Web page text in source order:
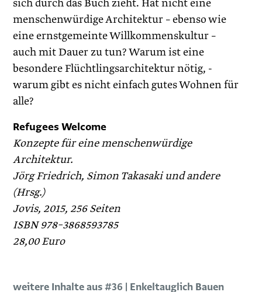
sich durch das Buch zieht. Hat nicht eine
menschenwürdige Architektur – ebenso wie
eine ernstgemeinte Willkommenskultur –
auch mit Dauer zu tun? Warum ist eine
besondere Flüchtlingsarchitektur nötig, ­
warum gibt es nicht einfach gutes Wohnen für
alle?
Refugees Welcome
Konzepte für eine menschen­würdige
Architektur.
Jörg Friedrich, Simon Takasaki und andere
(Hrsg.)
Jovis, 2015, 256 Seiten
ISBN 978–3868593785
28,00 Euro
weitere Inhalte aus #36 | Enkeltauglich Bauen